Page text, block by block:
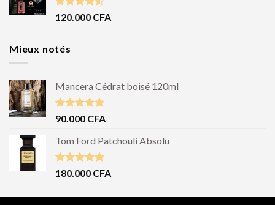
Note4.50
120.000 CFA
Mieux notés
Mancera Cédrat boisé 120ml
Note5.00
90.000 CFA
Tom Ford Patchouli Absolu
Note5.00
180.000 CFA